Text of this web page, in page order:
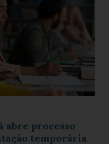
abre processo
temporária